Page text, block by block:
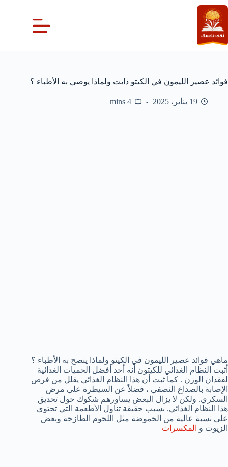
التجاوز
إلى
المحتوى
فوائد عصير الليمون في الكيتو دايت ولماذا يوصي به الأطباء ؟
19 يناير، 2025 4 mins
ماهي فوائد عصير الليمون في الكيتو ولماذا ينصح به الأطباء ؟
أثبت النظام الغذائي للكيتون أنه أحد أفضل الحميات الغذائية
لفقدان الوزن . كما ثبت أن هذا النظام الغذائي يقلل من فرص
الإصابة بالصداع النصفي ، فضلاً عن السيطرة على مرض
السكري. ولكن لا يزال البعض يساورهم شكوك حول تحديق
هذا النظام الغذائي. بسبب حقيقة تناول الأطعمة التي تحتوي
على نسبة عالية من الحموضة مثل اللحوم الطازجة وبعض
الزيوت و المكسرات